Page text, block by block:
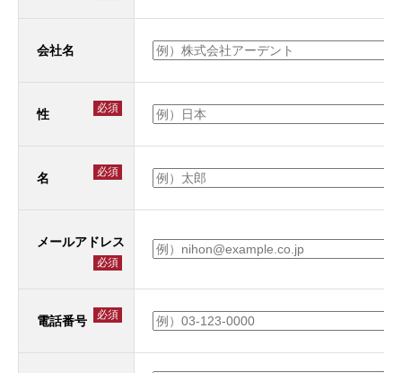
会社名
性 必須
名 必須
メールアドレス
必須
電話番号 必須